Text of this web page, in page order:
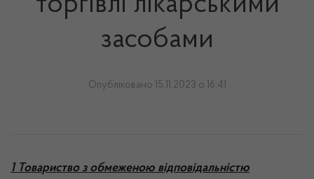
засобами
Опубліковано 15.11.2023 о 16:41
1 Товариство з обмеженою відповідальністю